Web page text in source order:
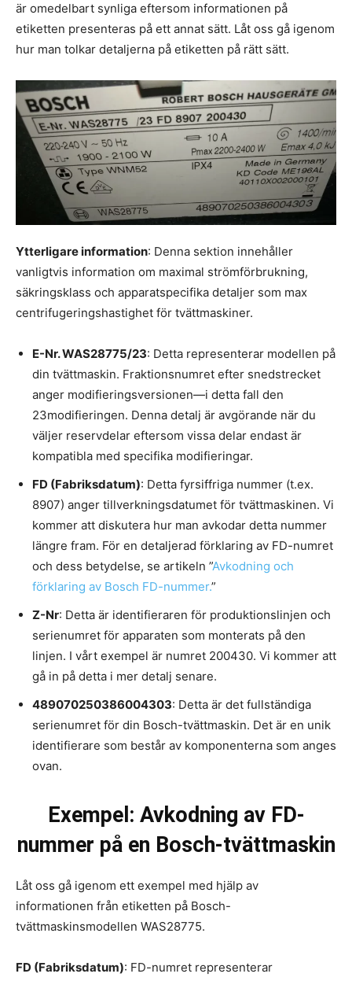
är omedelbart synliga eftersom informationen på
etiketten presenteras på ett annat sätt. Låt oss gå igenom
hur man tolkar detaljerna på etiketten på rätt sätt.
Ytterligare information: Denna sektion innehåller
vanligtvis information om maximal strömförbrukning,
säkringsklass och apparatspecifika detaljer som max
centrifugeringshastighet för tvättmaskiner.
E-Nr. WAS28775/23: Detta representerar modellen på
din tvättmaskin. Fraktionsnumret efter snedstrecket
anger modifieringsversionen—i detta fall den
23modifieringen. Denna detalj är avgörande när du
väljer reservdelar eftersom vissa delar endast är
kompatibla med specifika modifieringar.
FD (Fabriksdatum): Detta fyrsiffriga nummer (t.ex.
8907) anger tillverkningsdatumet för tvättmaskinen. Vi
kommer att diskutera hur man avkodar detta nummer
längre fram. För en detaljerad förklaring av FD-numret
och dess betydelse, se artikeln ”Avkodning och
förklaring av Bosch FD-nummer.”
Z-Nr: Detta är identifieraren för produktionslinjen och
serienumret för apparaten som monterats på den
linjen. I vårt exempel är numret 200430. Vi kommer att
gå in på detta i mer detalj senare.
489070250386004303: Detta är det fullständiga
serienumret för din Bosch-tvättmaskin. Det är en unik
identifierare som består av komponenterna som anges
ovan.
Exempel: Avkodning av FD-
nummer på en Bosch-tvättmaskin
Låt oss gå igenom ett exempel med hjälp av
informationen från etiketten på Bosch-
tvättmaskinsmodellen WAS28775.
FD (Fabriksdatum): FD-numret representerar